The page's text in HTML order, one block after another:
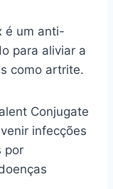
é um anti-
para aliviar a
como artrite.
Conjugate
infecções
por